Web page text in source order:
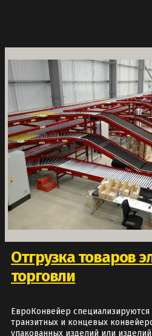
Отгрузка товаров
торговли
ЕвроКонвейер
транзитных и концевых
упакованных изделий или